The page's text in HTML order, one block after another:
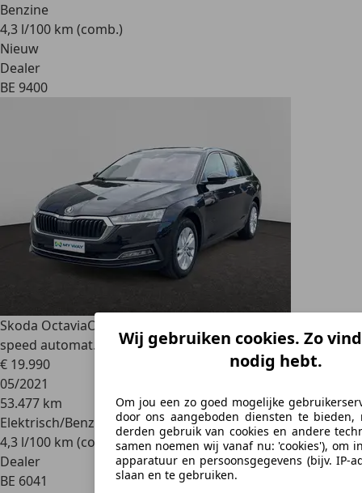
Wij gebruiken cookies. Zo
nodig hebt.
Om jou een zo goed mogelijke
door ons aangeboden diensten te bieden,
derden gebruik van cookies en andere
samen noemen wij vanaf nu: 'cookies'), om
apparatuur en persoonsgegevens (bijv. IP-
slaan en te gebruiken.
Benzine
4,3 l/100 km (comb.)
Nieuw
Dealer
BE 9400
Skoda OctaviaOctavia Combi Clever 1,0 TSI m-HEV 81 kW 7-
speed automat.
€ 19.990
05/2021
53.477 km
Elektrisch/Benzine
4,3 l/100 km (comb.)
Dealer
BE 6041